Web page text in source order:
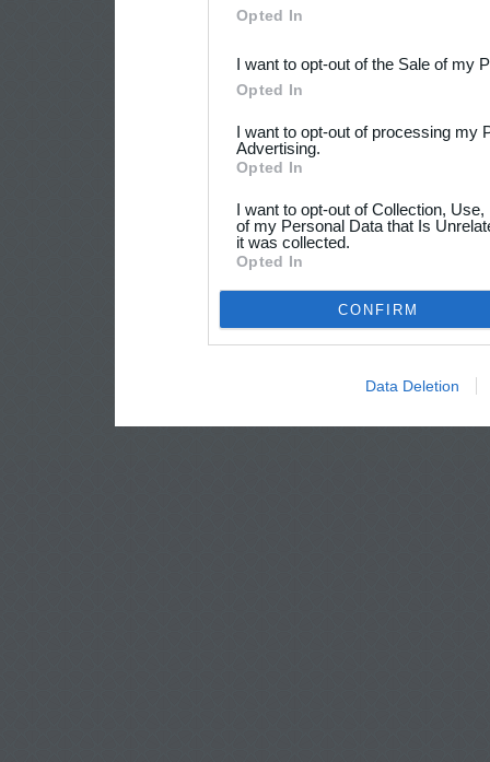
third parties.
Opted In
I want to opt-out of the Sale of my
Opted In
I want to opt-out of processing my
Advertising.
Opted In
I want to opt-out of Collection,
of my Personal Data that Is
it was collected.
Opted In
CONFIRM
Data Deletion